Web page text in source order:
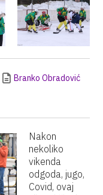
Branko Obradović
Nakon
nekoliko
vikenda
odgoda, jugo,
Covid, ovaj